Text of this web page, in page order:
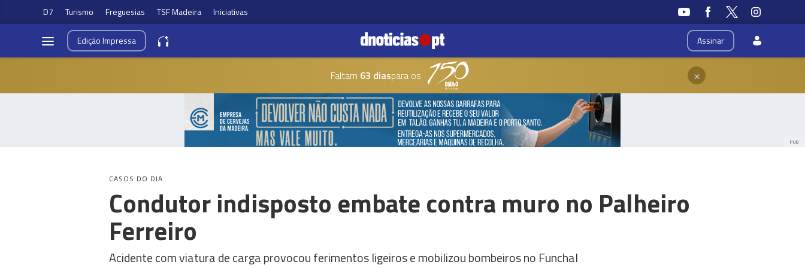
D7 Turismo Freguesias TSF Madeira Iniciativas
Assinar
EdiçãoImpressa
Faltam 63 diaspara os ×
PUB
CASOS DO DIA
Condutor indisposto embate contra muro no Palheiro
Ferreiro
Acidente com viatura de carga provocou ferimentos ligeiros e mobilizou bombeiros no Funchal